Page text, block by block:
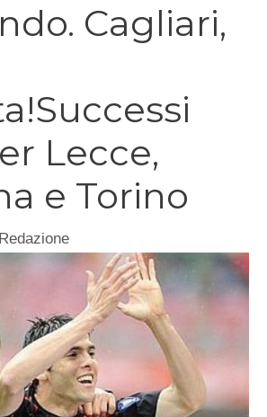
Cagliari,
Lecce,
e Torino
Redazione